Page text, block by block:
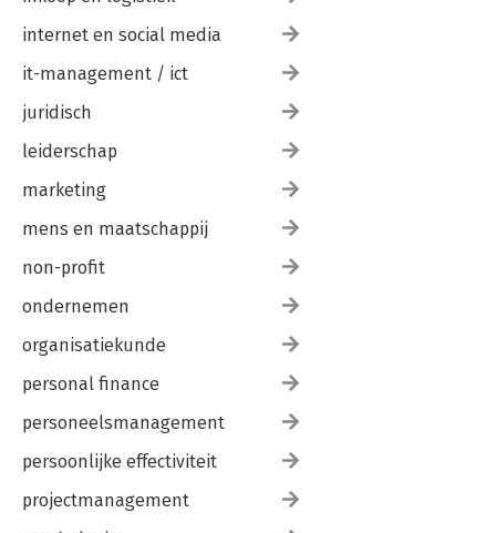
internet en social media
it-management / ict
juridisch
leiderschap
marketing
mens en maatschappij
non-profit
ondernemen
organisatiekunde
personal finance
personeelsmanagement
persoonlijke effectiviteit
projectmanagement